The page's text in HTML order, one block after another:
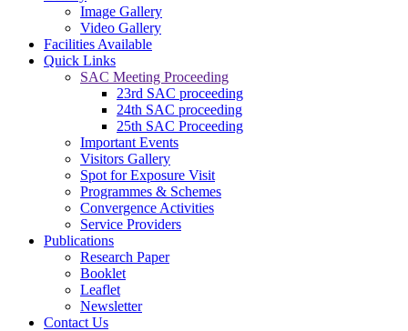
Image Gallery
Video Gallery
Facilities Available
Quick Links
SAC Meeting Proceeding
23rd SAC proceeding
24th SAC proceeding
25th SAC Proceeding
Important Events
Visitors Gallery
Spot for Exposure Visit
Programmes & Schemes
Convergence Activities
Service Providers
Publications
Research Paper
Booklet
Leaflet
Newsletter
Contact Us